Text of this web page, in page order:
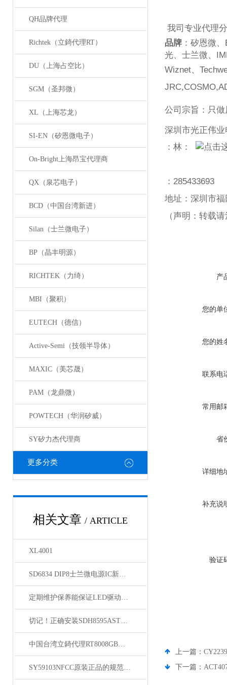
QH品牌代理
Richtek（立錡代理RT）
DU（上海占空比）
SGM（圣邦微）
XL（上海芯龙）
SI-EN（矽恩微电子）
On-Bright上海昂宝代理商
QX（泉芯电子）
BCD（中国台湾新进）
Silan（士兰微电子）
BP（晶丰明源）
RICHTEK（力绮）
MBI（聚积）
EUTECH（德信）
Active-Semi（技领半导体）
MAXIC（美芯晟）
PAM（龙鼎微）
POWTECH（华润矽威）
SY矽力杰代理商
更多分类
相关文章 / ARTICLE
XL4001
SD6834 DIP8士兰微电源IC新到货源
定期维护保养能保证LED驱动芯片的使用寿命
切记！正确安装SDH8595ASTR原装正品才能够确保稳定性和安全性
中国台湾立錡代理RT8008GB资料
SY59103NFCC原装正品的规范存放管理体系介绍
我司专业代理
品牌 ：矽恩微、
光、士兰微、
Wiznet、
公司宗旨：只
深圳市光正伟
：林：
： 285433693
地址：深圳市
（声明：转载
产
您的单
您的姓
联系电
常用邮
省
详细地
补充说
验证
上一篇：
下一篇：